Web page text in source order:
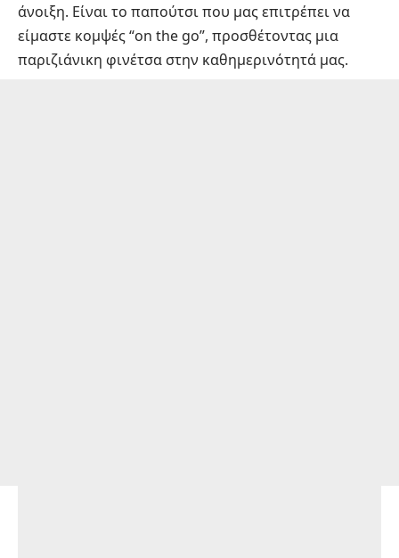
άνοιξη. Είναι το παπούτσι που μας επιτρέπει να
είμαστε κομψές “on the go”, προσθέτοντας μια
παριζιάνικη φινέτσα στην καθημερινότητά μας.